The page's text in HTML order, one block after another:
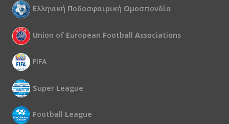
Ελληνική Ποδοσφαιρική Ομοσπονδία
Union of European Football Associations
FIFA
Super League
Football League